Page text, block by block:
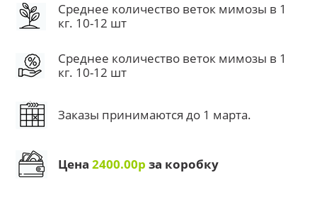
Среднее количество веток мимозы в 1
кг. 10-12 шт
Среднее количество веток мимозы в 1
кг. 10-12 шт
Заказы принимаются до 1 марта.
Цена2400.00р за коробку